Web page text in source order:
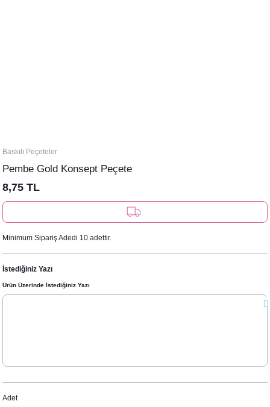
Baskılı Peçeteler
Pembe Gold Konsept Peçete
8,75 TL
Minimum Sipariş Adedi 10 adettir.
İstediğiniz Yazı
Ürün Üzerinde İstediğiniz Yazı
Adet